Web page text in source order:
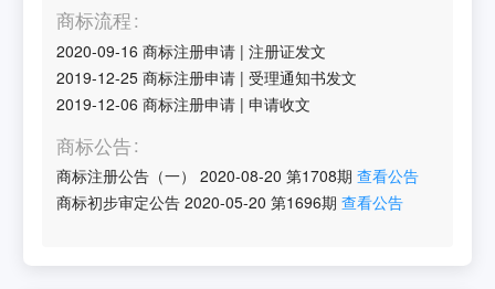
商标流程
2020-09-16 商标注册申请 |注册证发文
2019-12-25 商标注册申请 |受理通知书发文
2019-12-06 商标注册申请 |申请收文
商标公告
商标注册公告（一） 2020-08-20 第1708期 查看公告
商标初步审定公告 2020-05-20 第1696期 查看公告